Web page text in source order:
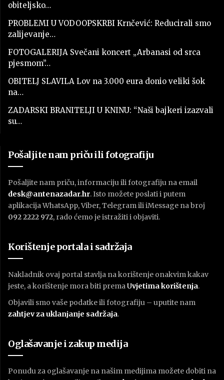
obiteljsko…
PROBLEMI U VODOOPSKRBI Krnčević: Reducirali smo
zalijevanje…
FOTOGALERIJA Svečani koncert „Arbanasi od srca
pjesmom”…
OBITELJ SLAVILA Lov na 3.000 eura donio veliki šok
na…
ZADARSKI BRANITELJI U KNINU: “Naši bajkeri izazvali
su…
Pošaljite nam priču ili fotografiju
Pošaljite nam priču, informaciju ili fotografiju na email
desk@antenazadar.hr. Isto možete poslati i putem
aplikacija WhatsApp, Viber, Telegram ili iMessage na broj
092 2222 972, rado ćemo je istražiti i objaviti.
Korištenje portala i sadržaja
Nakladnik ovaj portal stavlja na korištenje onakvim kakav
jeste, a korištenje mora biti premaUvjetima korištenja.
Objavili smo vaše podatke ili fotografiju – uputite nam
zahtjev za uklanjanje sadržaja.
Oglašavanje i zakup medija
Ponudu za oglašavanje na našim medijima možete dobiti na